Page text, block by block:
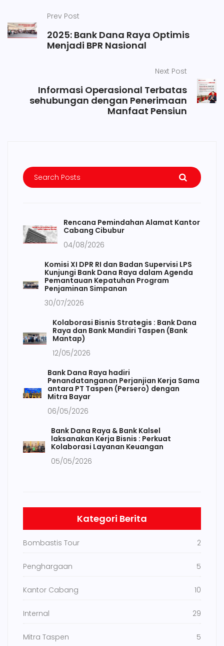
Prev Post
2025: Bank Dana Raya Optimis
Menjadi BPR Nasional
Next Post
Informasi Operasional Terbatas
sehubungan dengan Penerimaan
Manfaat Pensiun
Rencana Pemindahan Alamat Kantor
Cabang Cibubur
04/08/2026
Komisi XI DPR RI dan Badan Supervisi LPS
Kunjungi Bank Dana Raya dalam Agenda
Pemantauan Kepatuhan Program
Penjaminan Simpanan
30/07/2026
Kolaborasi Bisnis Strategis : Bank Dana
Raya dan Bank Mandiri Taspen (Bank
Mantap)
12/05/2026
Bank Dana Raya hadiri
Penandatanganan Perjanjian Kerja Sama
antara PT Taspen (Persero) dengan
Mitra Bayar
06/05/2026
Bank Dana Raya & Bank Kalsel
laksanakan Kerja Bisnis : Perkuat
Kolaborasi Layanan Keuangan
05/05/2026
Kategori Berita
Bombastis Tour 2
Penghargaan 5
Kantor Cabang 10
Internal 29
Mitra Taspen 5